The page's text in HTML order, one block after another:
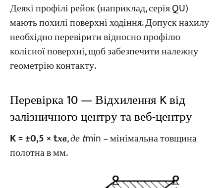
Деякі профілі рейок (наприклад, серія QU)
мають похилі поверхні ходіння. Допуск нахилу
необхідно перевірити відносно профілю
колісної поверхні, щоб забезпечити належну
геометрію контакту.
Перевірка 10 — Відхилення K від
залізничного центру та веб-центру
K = ±0,5 × tхв, де tmin – мінімальна товщина
полотна в мм.